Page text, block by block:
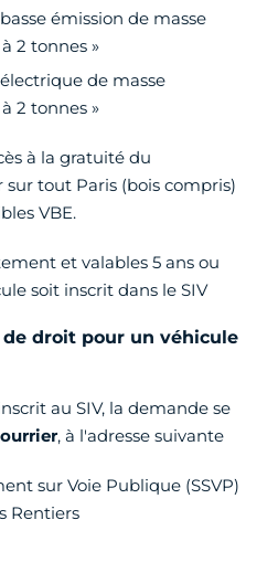
émission de masse
2 tonnes »
de masse
2 tonnes »
à la gratuité du
tout Paris (bois compris)
VBE.
et valables 5 ans ou
soit inscrit dans le SIV
droit pour un véhicule
au SIV, la demande se
, à l'adresse suivante
sur Voie Publique (SSVP)
Rentiers